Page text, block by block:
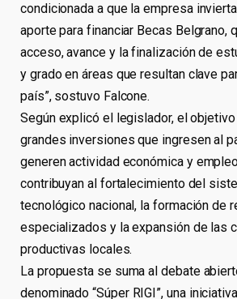
condicionada a que la empresa
aporte para financiar Becas Belgrano,
acceso, avance y la finalización de
y grado en áreas que resultan clave
país”, sostuvo Falcone.
Según explicó el legislador, el
grandes inversiones que ingresen al
generen actividad económica y
contribuyan al fortalecimiento del
tecnológico nacional, la formación de
especializados y la expansión de las
productivas locales.
La propuesta se suma al debate
denominado “Súper RIGI”, una